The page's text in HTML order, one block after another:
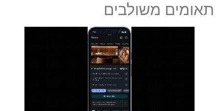
תאומים משולבים